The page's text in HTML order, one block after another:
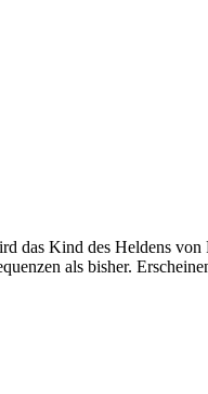
das Kind des Heldens
als bisher.